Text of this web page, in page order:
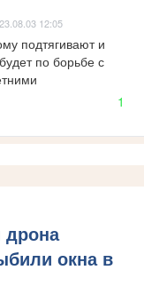
12:05
подтягивают и
по борьбе с
1
дрона
окна в